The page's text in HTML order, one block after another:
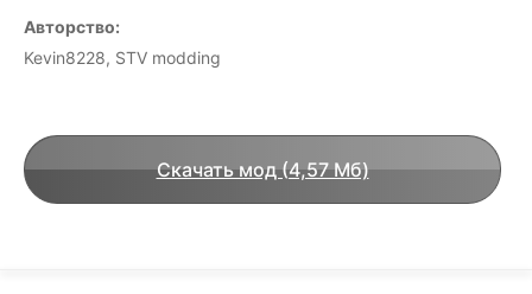
Авторство:
Kevin8228, STV modding
Скачать мод (4,57 Мб)